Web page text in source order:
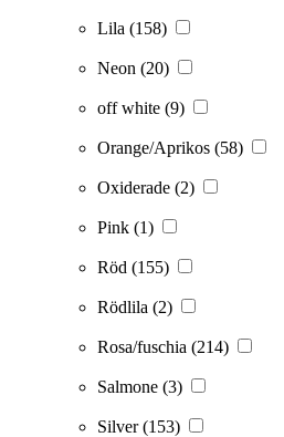
Lila (158)
Neon (20)
off white (9)
Orange/Aprikos (58)
Oxiderade (2)
Pink (1)
Röd (155)
Rödlila (2)
Rosa/fuschia (214)
Salmone (3)
Silver(153)